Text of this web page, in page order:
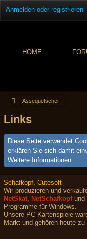
Anmelden oder registrieren
HOME
Assequetscher
Links
Diese Seite verwendet
erklären Sie sich damit
Weitere Informationen
Schafkopf, Cutesoft
Wir produzieren und
NetSkat, NetSchafkopfund
Programme für Windows.
Unsere PC-Kartenspiele
Markt und gehören heute